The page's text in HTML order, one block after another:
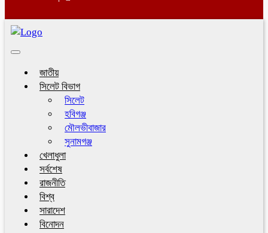
Toggle
জাতীয়
সিলেট বিভাগ
সিলেট
হবিগঞ্জ
মৌলভীবাজার
সুনামগঞ্জ
খেলাধুলা
সর্বশেষ
রাজনীতি
বিশ্ব
সারাদেশ
বিনোদন